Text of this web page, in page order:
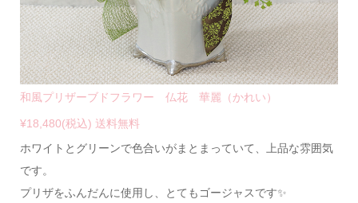
和風プリザーブドフラワー 仏花 華麗（かれい）
¥18,480(税込) 送料無料
ホワイトとグリーンで色合いがまとまっていて、上品な雰囲気
です。
プリザをふんだんに使用し、とてもゴージャスです✨